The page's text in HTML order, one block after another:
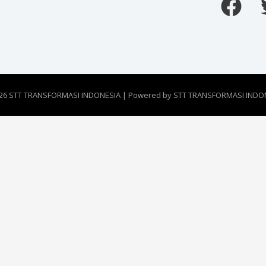
STT TRANSFORMASI INDONESIA | Powered by STT TRANSFORMASI